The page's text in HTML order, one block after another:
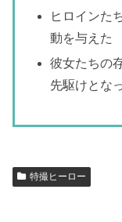
ヒロインた
動を与えた
彼女たちの
先駆けとな
特撮ヒーロー